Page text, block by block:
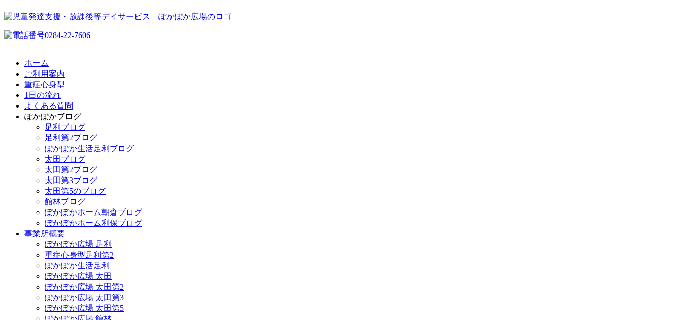
ホーム
ご利用案内
重症心身型
1日の流れ
よくある質問
ぽかぽかブログ
足利ブログ
足利第2ブログ
ぽかぽか生活足利ブログ
太田ブログ
太田第2ブログ
太田第3ブログ
太田第5のブログ
館林ブログ
ぽかぽかホーム朝倉ブログ
ぽかぽかホーム利保ブログ
事業所概要
ぽかぽか広場 足利
重症心身型足利第2
ぽかぽか生活足利
ぽかぽか広場 太田
ぽかぽか広場 太田第2
ぽかぽか広場 太田第3
ぽかぽか広場 太田第5